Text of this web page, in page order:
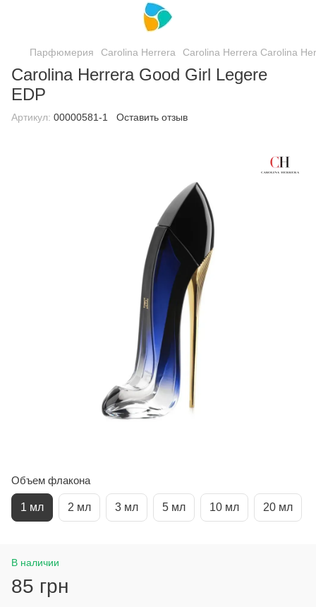
Парфюмерия Carolina Herrera Carolina Herrera Carolina
Carolina Herrera Good Girl Legere
EDP
Артикул: 00000581-1 Оставить отзыв
Объем флакона
1 мл 2 мл 3 мл 5 мл 10 мл 20 мл
В наличии
85 грн